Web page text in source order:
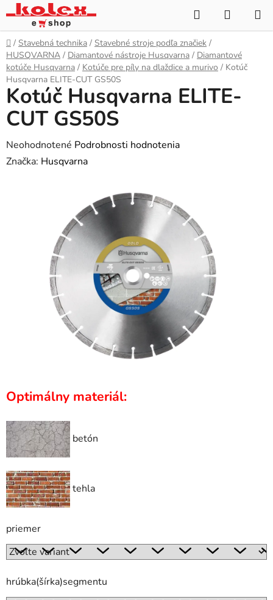
Prejsť
na
obsah
Hľadať
KOŠÍK
Domov
/ Stavebná technika / Stavebné stroje podľa značiek /
HUSQVARNA / Diamantové nástroje Husqvarna / Diamantové
kotúče Husqvarna / Kotúče pre píly na dlaždice a murivo / Kotúč
Husqvarna ELITE-CUT GS50S
Optimálny materiál:
betón
tehla
priemer
hrúbka(šírka)segmentu
Kotúč Husqvarna ELITE-
CUT GS50S
Priemerné
hodnotenie
hviezdičiek.
Neohodnotené Podrobnosti hodnotenia
Značka: Husqvarna